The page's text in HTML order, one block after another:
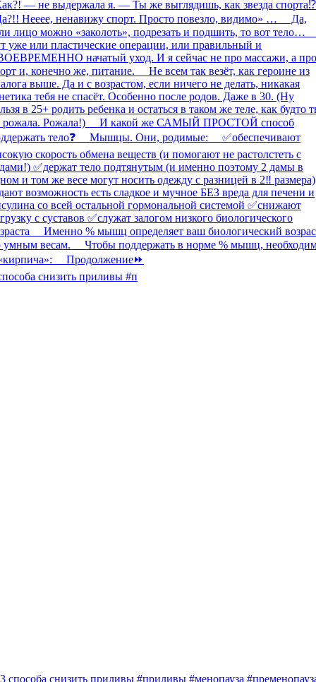
снизить приливы #п